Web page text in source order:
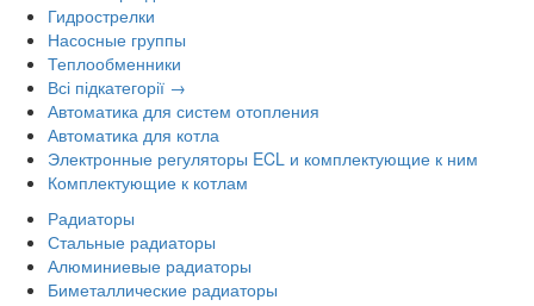
Гидрострелки
Насосные группы
Теплообменники
Всі підкатегорії →
Автоматика для систем отопления
Автоматика для котла
Электронные регуляторы ECL и комплектующие к ним
Комплектующие к котлам
Радиаторы
Стальные радиаторы
Алюминиевые радиаторы
Биметаллические радиаторы